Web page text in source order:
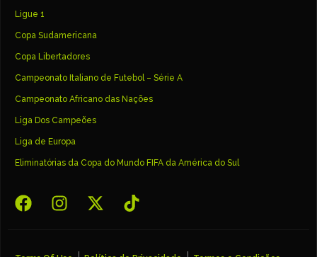
Ligue 1
Copa Sudamericana
Copa Libertadores
Campeonato Italiano de Futebol – Série A
Campeonato Africano das Nações
Liga Dos Campeões
Liga de Europa
Eliminatórias da Copa do Mundo FIFA da América do Sul